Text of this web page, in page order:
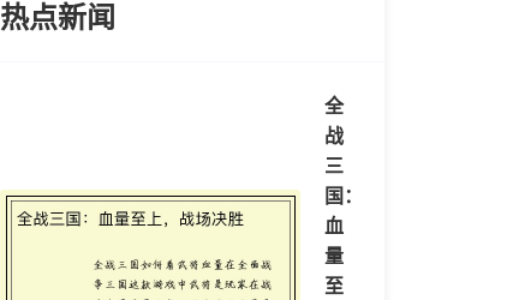
热点新闻
全
战
三
国：
血
量
至